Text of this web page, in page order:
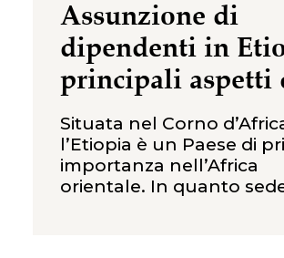
Assunzione di
dipendenti in
principali aspetti
diritto del lavoro
le imprese
Situata nel Corno
l’Etiopia è un Paese di
importanza nell’Africa
orientale. In quanto